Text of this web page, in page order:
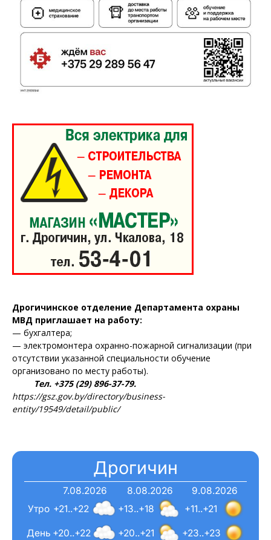
ПОДПИСАТЬСЯ
Редакция "ДВ"
Правила использования материалов
Электронные обращения
Дрогичинское отделение Департамента охраны
МВД приглашает на работу:
— бухгалтера;
— электромонтера охранно-пожарной сигнализации (при
отсутствии указанной специальности обучение
организовано по месту работы).
Тел. +375 (29) 896-37-79.
https://gsz.gov.by/directory/business-
entity/19549/detail/public/
Дрогичин
7.08.2026
+21..+22
+20..+22
8.08.2026
+13..+18
+20..+21
9.08.2026
+11..+21
+23..+23
День
Утро